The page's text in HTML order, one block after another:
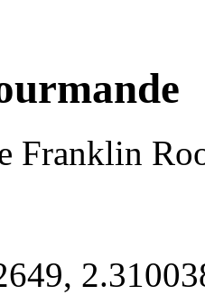
Franklin
,